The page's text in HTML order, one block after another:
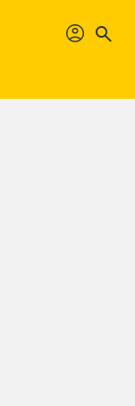
profil search